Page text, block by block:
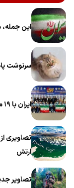
این جمله،
سرنوشت
ایران با ۱۹ مدال از تاتامی آسیای میانه پایین آمد
ارتش
تصاویر